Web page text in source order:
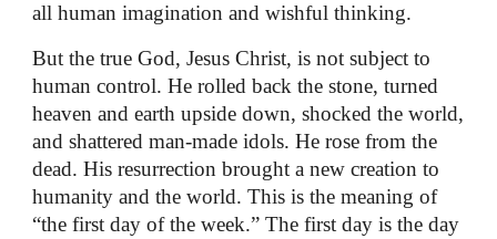
all human imagination and wishful thinking.
But the true God, Jesus Christ, is not subject to
human control. He rolled back the stone, turned
heaven and earth upside down, shocked the world,
and shattered man-made idols. He rose from the
dead. His resurrection brought a new creation to
humanity and the world. This is the meaning of
“the first day of the week.” The first day is the day